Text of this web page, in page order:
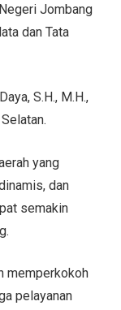
Jombang
dan Tata
S.H., M.H.,
yang
dan
semakin
memperkokoh
pelayanan